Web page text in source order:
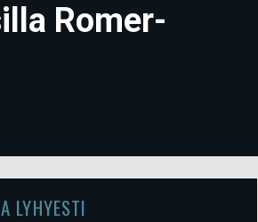
Romer-
LYHYESTI